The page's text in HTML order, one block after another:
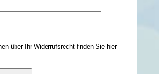
über Ihr Widerrufsrecht finden Sie hier